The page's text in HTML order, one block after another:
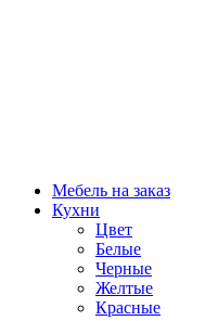
Мебель на заказ
Кухни
Цвет
Белые
Черные
Желтые
Красные